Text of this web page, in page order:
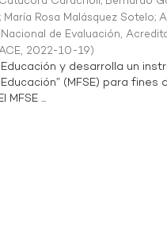
; María Rosa Malásquez Sotelo;
de Evaluación,
, 2022-10-19)
y desarrolla un
(MFSE) para
...